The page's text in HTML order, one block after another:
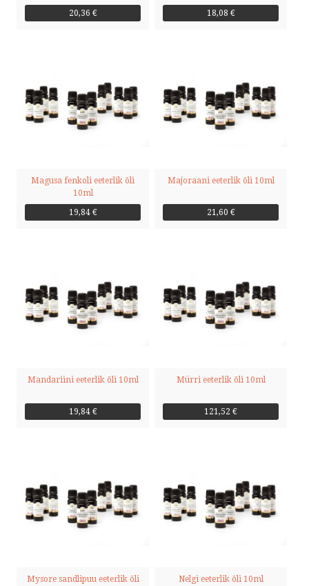
20,36 €
18,08 €
Magusa fenkoli eeterlik õli
10ml
19,84 €
Majoraani eeterlik õli 10ml
21,60 €
Mandariini eeterlik õli 10ml
19,84 €
Mürri eeterlik õli 10ml
121,52 €
Mysore sandlipuu eeterlik õli
Nelgi eeterlik õli 10ml